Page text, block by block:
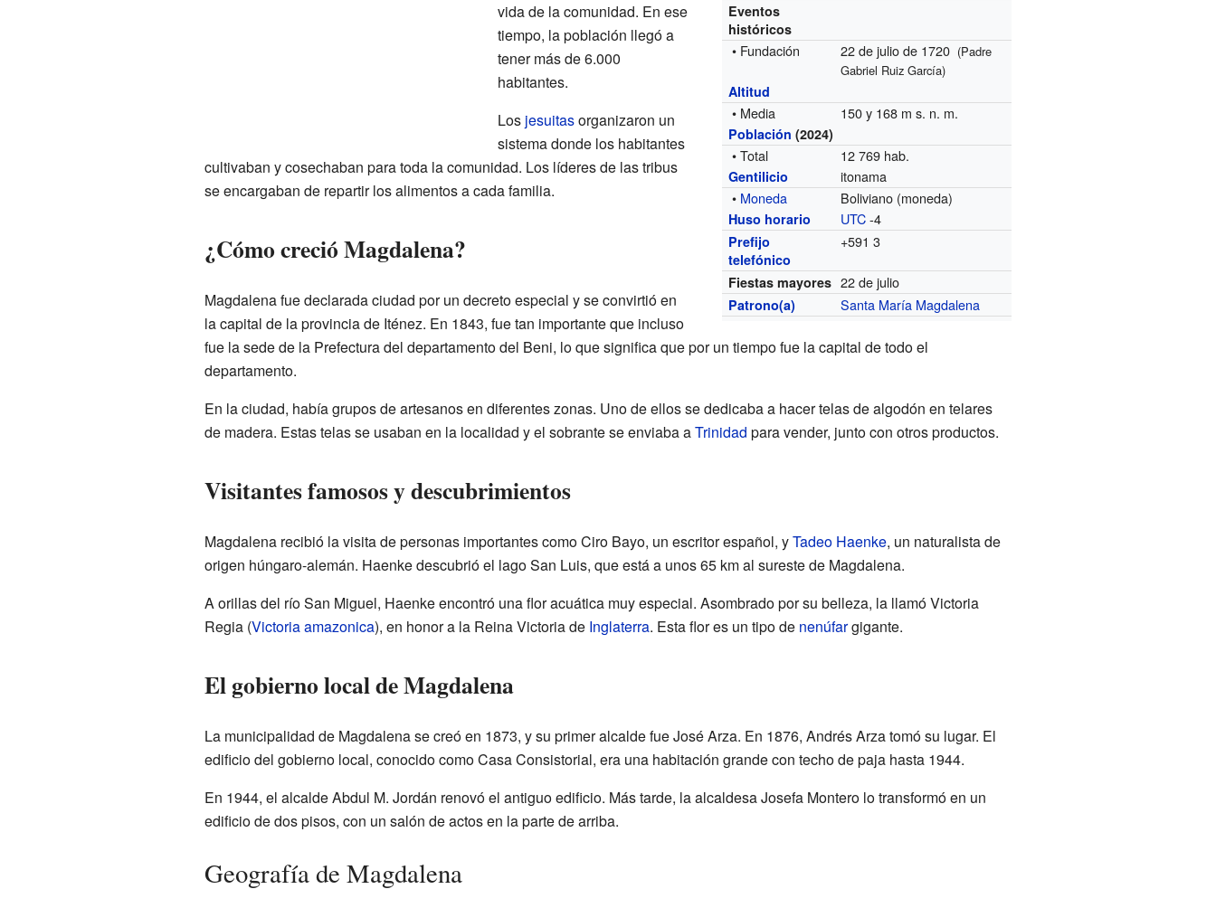
Eventos
históricos
• Fundación 22 de julio de 1720 (Padre
Gabriel Ruiz García)
Altitud
• Media 150 y 168 m s. n. m.
Población (2024)
• Total 12 769 hab.
Gentilicio
itonama
• Moneda Boliviano (moneda)
Huso horario UTC-4
Prefijo
telefónico
+591 3
Fiestas mayores 22 de julio
Patrono(a) Santa María Magdalena
vida de la comunidad. En ese
tiempo, la población llegó a
tener más de 6.000
habitantes.
Los jesuitasorganizaron un
sistema donde los habitantes
cultivaban y cosechaban para toda la comunidad. Los líderes de las tribus
se encargaban de repartir los alimentos a cada familia.
¿Cómo creció Magdalena?
Magdalena fue declarada ciudad por un decreto especial y se convirtió en
la capital de la provincia de Iténez. En 1843, fue tan importante que incluso
fue la sede de la Prefectura del departamento del Beni, lo que significa que por un tiempo fue la capital de todo el
departamento.
En la ciudad, había grupos de artesanos en diferentes zonas. Uno de ellos se dedicaba a hacer telas de algodón en telares
de madera. Estas telas se usaban en la localidad y el sobrante se enviaba aTrinidad para vender, junto con otros productos.
Visitantes famosos y descubrimientos
Magdalena recibió la visita de personas importantes como Ciro Bayo, un escritor español, yTadeo Haenke, un naturalista de
origen húngaro-alemán. Haenke descubrió el lago San Luis, que está a unos 65 km al sureste de Magdalena.
A orillas del río San Miguel, Haenke encontró una flor acuática muy especial. Asombrado por su belleza, la llamó Victoria
Regia (Victoria amazonica), en honor a la Reina Victoria de Inglaterra. Esta flor es un tipo de nenúfargigante.
El gobierno local de Magdalena
La municipalidad de Magdalena se creó en 1873, y su primer alcalde fue José Arza. En 1876, Andrés Arza tomó su lugar. El
edificio del gobierno local, conocido como Casa Consistorial, era una habitación grande con techo de paja hasta 1944.
En 1944, el alcalde Abdul M. Jordán renovó el antiguo edificio. Más tarde, la alcaldesa Josefa Montero lo transformó en un
edificio de dos pisos, con un salón de actos en la parte de arriba.
Geografía de Magdalena